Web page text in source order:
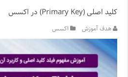
کلید اصلی (Primary Key) در اکسس
هدف آموزش اکسس